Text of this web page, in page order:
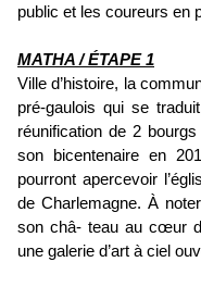
public et les coureurs en
MATHA / ÉTAPE 1
Ville d’histoire, la
pré-gaulois qui se
réunification de 2
son bicentenaire en
pourront apercevoir
de Charlemagne. À
son châ- teau au cœur
une galerie d’art à ciel